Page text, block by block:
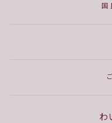
国
わ